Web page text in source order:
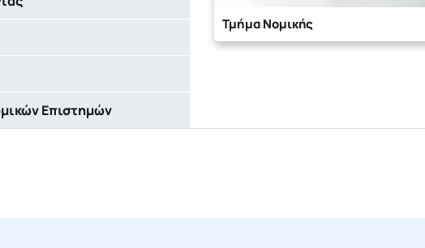
Επιστημών
Τμήμα Νομικής